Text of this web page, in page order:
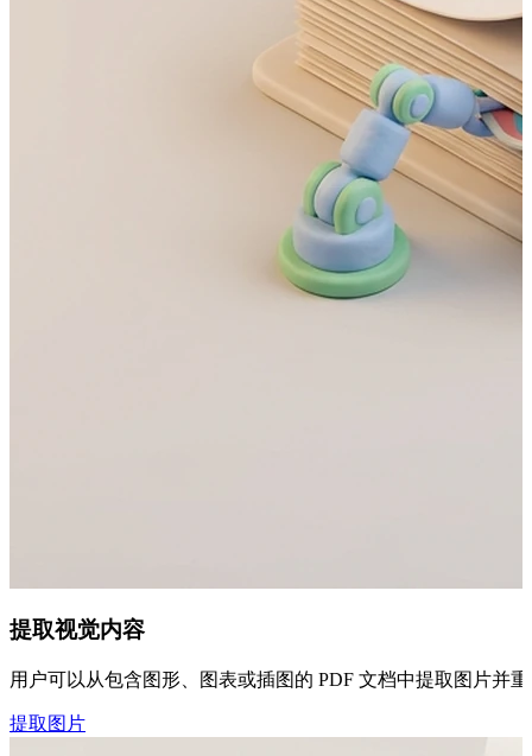
提取视觉内容
用户可以从包含图形、图表或插图的 PDF 文档中提取图片并
提取图片